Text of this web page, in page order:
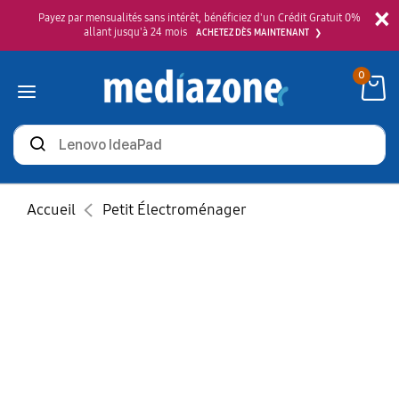
×
Payez par mensualités sans intérêt, bénéficiez d'un Crédit Gratuit 0%
allant jusqu'à 24 mois
ACHETEZ DÈS MAINTENANT
Rechercher
des
produits
0
Accueil Petit Électroménager